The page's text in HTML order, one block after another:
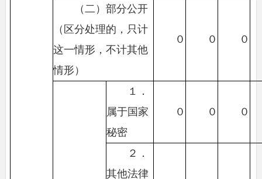
（二）部分公开
（区分处理的，只计
这一情形，不计其他
情形）
０ ０ ０
１．
属于国家
秘密
０ ０ ０
２．
其他法律